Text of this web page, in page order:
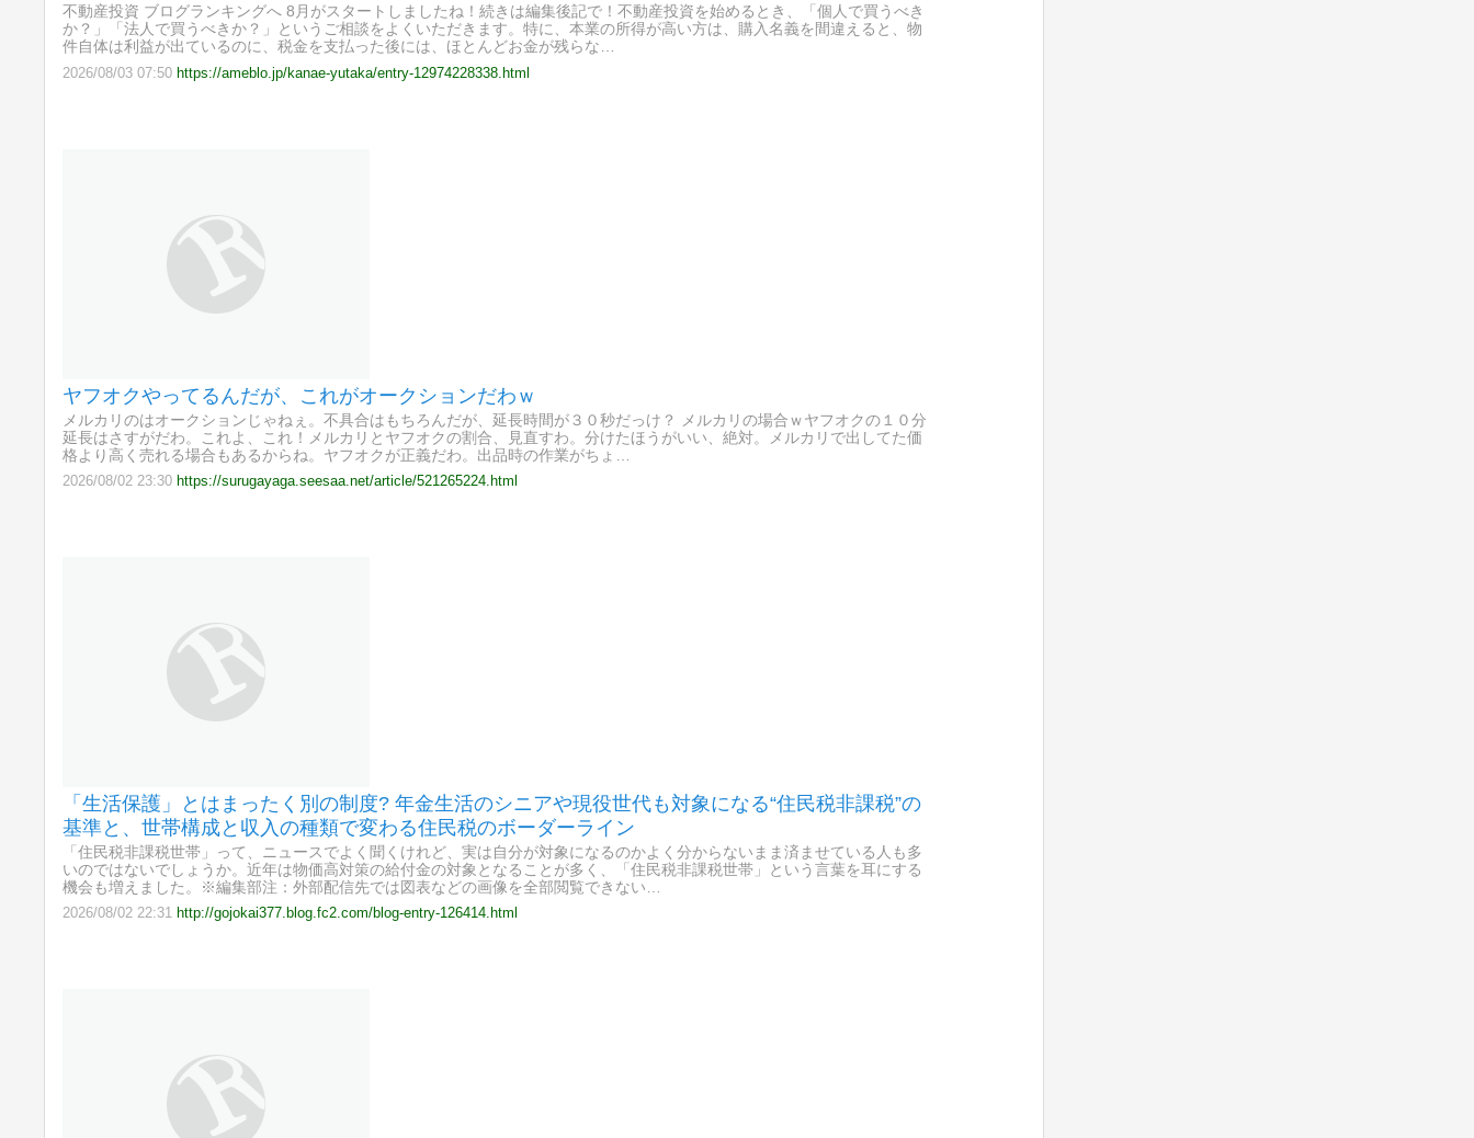
不動産投資 ブログランキングへ 8月がスタートしましたね！続きは編集後記で！不動産投資を始めるとき、「個人で買うべき
か？」「法人で買うべきか？」というご相談をよくいただきます。特に、本業の所得が高い方は、購入名義を間違えると、物
件自体は利益が出ているのに、税金を支払った後には、ほとんどお金が残らな…
2026/08/03 07:50 https://ameblo.jp/kanae-yutaka/entry-12974228338.html
ヤフオクやってるんだが、これがオークションだわｗ
メルカリのはオークションじゃねぇ。不具合はもちろんだが、延長時間が３０秒だっけ？ メルカリの場合ｗヤフオクの１０分
延長はさすがだわ。これよ、これ！メルカリとヤフオクの割合、見直すわ。分けたほうがいい、絶対。メルカリで出してた価
格より高く売れる場合もあるからね。ヤフオクが正義だわ。出品時の作業がちょ…
2026/08/02 23:30 https://surugayaga.seesaa.net/article/521265224.html
「生活保護」とはまったく別の制度? 年金生活のシニアや現役世代も対象になる“住民税非課税”の
基準と、世帯構成と収入の種類で変わる住民税のボーダーライン
「住民税非課税世帯」って、ニュースでよく聞くけれど、実は自分が対象になるのかよく分からないまま済ませている人も多
いのではないでしょうか。近年は物価高対策の給付金の対象となることが多く、「住民税非課税世帯」という言葉を耳にする
機会も増えました。※編集部注：外部配信先では図表などの画像を全部閲覧できない…
2026/08/02 22:31 http://gojokai377.blog.fc2.com/blog-entry-126414.html